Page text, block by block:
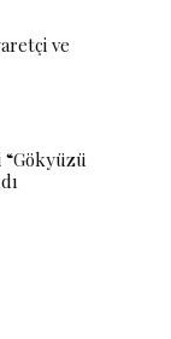
ve